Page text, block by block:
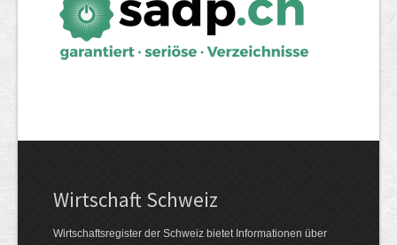
Wirtschaft Schweiz
Wirtschaftsregister der Schweiz bietet Informationen über